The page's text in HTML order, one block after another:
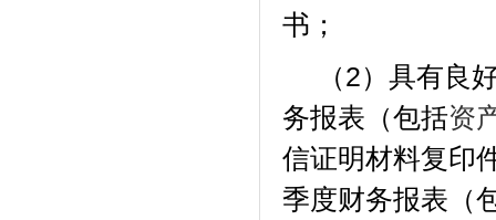
书 ；
（2）具有良
务报表（包括资
信证明材料复印
季度财务报表（